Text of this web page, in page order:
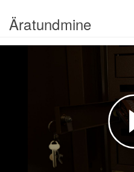
Äratundmine